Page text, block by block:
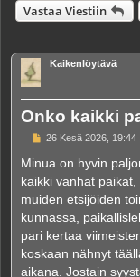
Vastaa Viestiin
Kaikenlöytävä
Onko kaikki
V
e
t
i
26 Kesä 2026, 19:44
Minua on hyvin
kaikki vanhat
muiden etsijöiden
kunnassa,
pari kertaa
koskaan nähnyt
aikana. Jostain